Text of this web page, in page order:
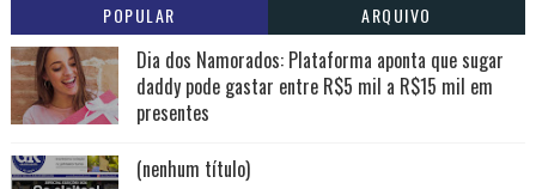
POPULAR ARQUIVO
Dia dos Namorados: Plataforma aponta que sugar
daddy pode gastar entre R$5 mil a R$15 mil em
presentes
(nenhum título)